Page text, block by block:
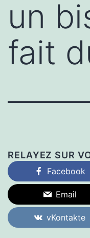
un
fait
RELAYEZ SUR
Facebook
Email
vKontakte